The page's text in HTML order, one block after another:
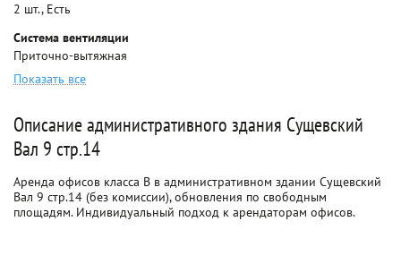
2 шт., Есть
Система вентиляции
Приточно-вытяжная
Показать все
Описание административного здания Сущевский
Вал 9 стр.14
Аренда офисов класса B в административном здании Сущевский
Вал 9 стр.14 (без комиссии), обновления по свободным
площадям. Индивидуальный подход к арендаторам офисов.